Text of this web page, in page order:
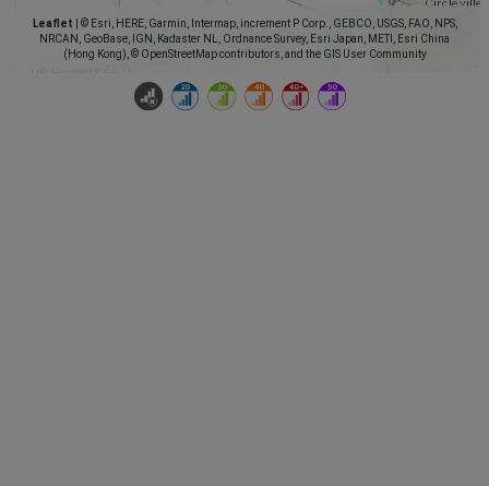
Leaflet
© Esri, HERE, Garmin, Intermap, increment P Corp., GEBCO, USGS, FAO, NPS,
NRCAN, GeoBase, IGN, Kadaster NL, Ordnance Survey, Esri Japan, METI, Esri China
(Hong Kong), © OpenStreetMap contributors, and the GIS User Community